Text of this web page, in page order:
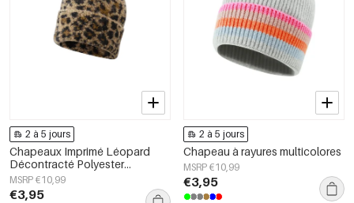
2 à 5 jours
Chapeaux Imprimé Léopard
Décontracté Polyester
Accessoires Quotidiens
MSRP €10,99
€3,95
2 à 5 jours
Chapeau à rayures multicolores
MSRP €10,99
€3,95